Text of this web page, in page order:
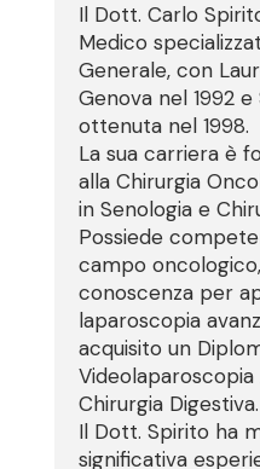
Il Dott. Carlo
Medico
Generale, con
Genova nel 1992
ottenuta nel 1998.
La sua carriera è
alla Chirurgia
in Senologia e
Possiede
campo
conoscenza per
laparoscopia
acquisito un
Chirurgia Digestiva.
Il Dott. Spirito ha
significativa